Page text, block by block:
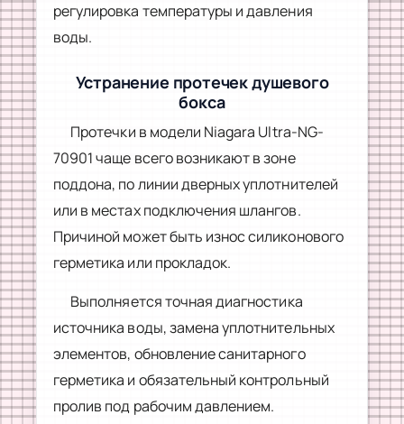
регулировка температуры и давления
воды.
Устранение протечек душевого
бокса
Протечки в модели Niagara Ultra-NG-
70901 чаще всего возникают в зоне
поддона, по линии дверных уплотнителей
или в местах подключения шлангов.
Причиной может быть износ силиконового
герметика или прокладок.
Выполняется точная диагностика
источника воды, замена уплотнительных
элементов, обновление санитарного
герметика и обязательный контрольный
пролив под рабочим давлением.